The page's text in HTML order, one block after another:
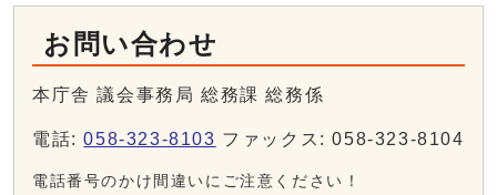
お問い合わせ
本庁舎 議会事務局 総務課 総務係
電話:058-323-8103 ファックス: 058-323-8104
電話番号のかけ間違いにご注意ください！